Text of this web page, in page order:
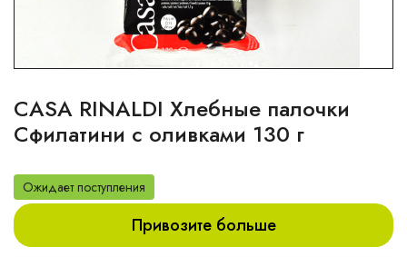
CASA RINALDI Хлебные палочки
Сфилатини с оливками 130 г
Ожидает поступления
Привозите больше